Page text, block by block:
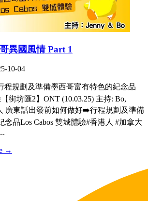
異國風情 Part 1
10-04
規劃及準備墨西哥富有特色的紀念品
街坊匯2】ONT (10.03.25) 主持: Bo,
廣東話出發前如何做好➡️行程規劃及準備
念品Los Cabos 雙城體驗#香港人 #加拿大
→